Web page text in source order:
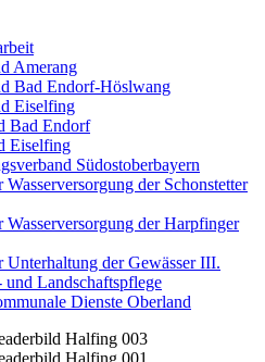
Amerang
Bad Endorf-Höslwang
Eiselfing
Bad Endorf
Eiselfing
Südostoberbayern
der Schonstetter
der Harpfinger
Unterhaltung der Gewässer III.
und Landschaftspflege
Dienste Oberland